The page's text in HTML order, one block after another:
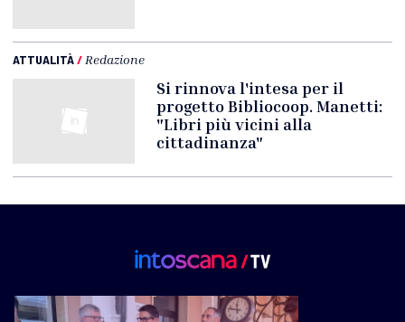
ATTUALITÀ/ Redazione
Si rinnova l'intesa per il
progetto Bibliocoop. Manetti:
"Libri più vicini alla
cittadinanza"